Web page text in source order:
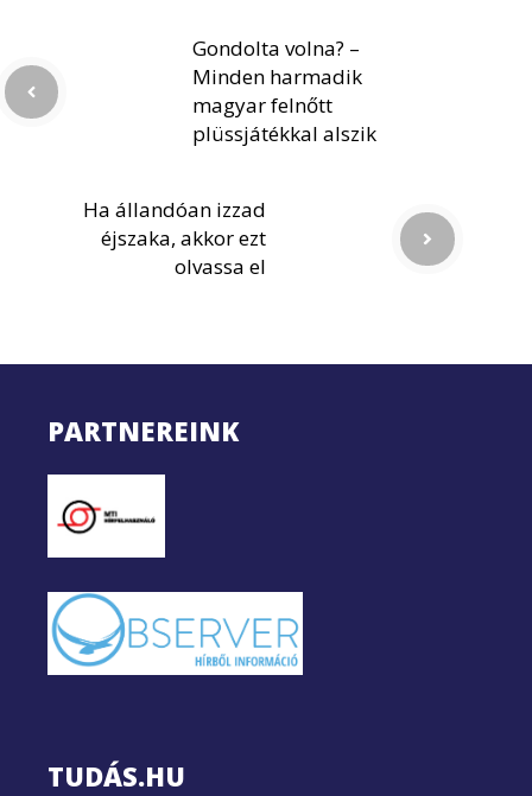
Gondolta volna? –
Minden harmadik
magyar felnőtt
plüssjátékkal alszik
Ha állandóan izzad
éjszaka, akkor ezt
olvassa el
PARTNEREINK
TUDÁS.HU